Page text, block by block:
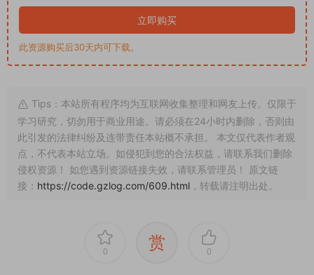
立即购买
此资源购买后30天内可下载。
Tips：本站所有程序均为互联网收集整理和网友上传。仅限于
学习研究，切勿用于商业用途。请必须在24小时内删除，否则由
此引发的法律纠纷及连带责任本站概不承担。 本文仅代表作者观
点，不代表本站立场。如侵犯到您的合法权益，请联系我们删除
侵权资源！ 如您遇到资源链接失效，请联系管理员！ 原文链
接： https://code.gzlog.com/609.html ，转载请注明出处。
0 赏 0